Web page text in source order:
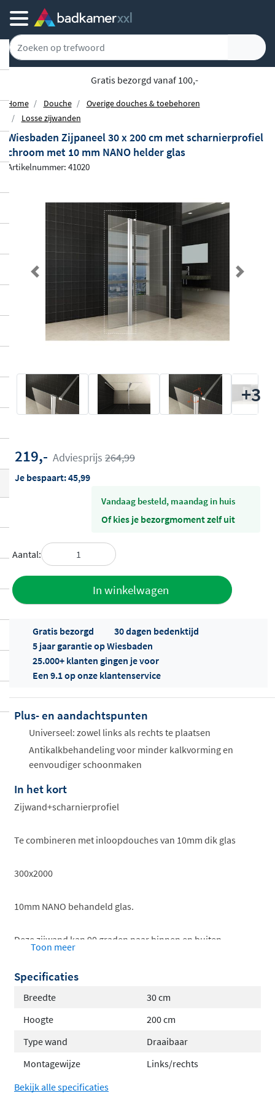
5779 klanten geven ons een 9.1
Home Douche
Overige douches & toebehoren
Losse zijwanden
Wiesbaden Zijpaneel 30 x 200 cm met scharnierprofiel
chroom met 10 mm NANO helder glas
Artikelnummer: 41020
Previous Next
+3
219,- Adviesprijs 264,99
Je bespaart:45,99
vandaag besteld, maandag in huis
Of kies je bezorgmoment zelf uit
Aantal:
In winkelwagen
Offertes
ophalen...
Gratis bezorgd
30 dagen bedenktijd
5 jaar garantie op Wiesbaden
25.000+ klanten gingen je voor
Een 9.1 op onze klantenservice
Plus- en aandachtspunten
Universeel: zowel links als rechts te plaatsen
Antikalkbehandeling voor minder kalkvorming en
eenvoudiger schoonmaken
In het kort
Zijwand+scharnierprofiel
Te combineren met inloopdouches van 10mm dik glas
300x2000
10mm NANO behandeld glas.
Deze zijwand kan 90 graden naar binnen en buiten
Op microscopisch niveau ziet de wereld er heel anders
Toon meer
Specificaties
Breedte
30 cm
Hoogte
200 cm
Type wand
Draaibaar
Montagewijze
Links/rechts
Bekijk alle specificaties